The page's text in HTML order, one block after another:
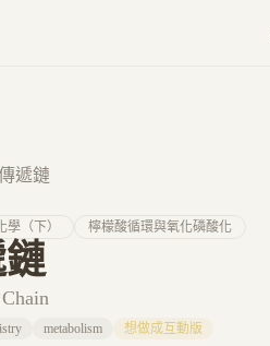
遞鏈
學（下） 檸檬酸循環與氧化磷酸化
metabolism 想做成互動版